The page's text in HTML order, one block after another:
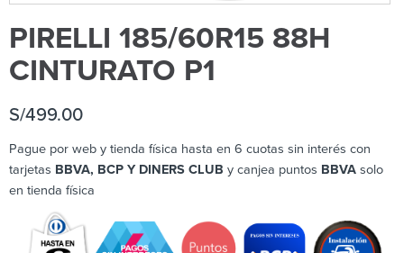
PIRELLI 185/60R15 88H
CINTURATO P1
S/499.00
Pague por web y tienda física hasta en 6 cuotas sin interés con
tarjetas BBVA, BCP Y DINERS CLUB y canjea puntos BBVA solo
en tienda física